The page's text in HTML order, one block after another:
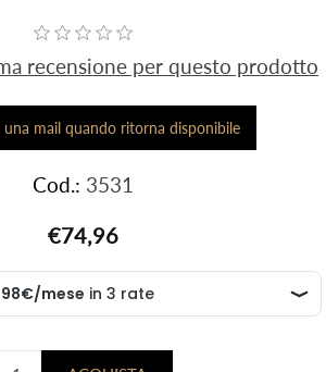
recensione per questo prodotto
Cod.: 3531
€74,96